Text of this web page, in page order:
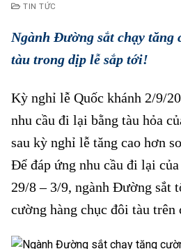
TIN TỨC
Ngành Đường sắt chạy tăng
tàu trong dịp lễ sắp tới!
Kỳ nghỉ lễ Quốc khánh 2/9/
nhu cầu đi lại bằng tàu hỏa
sau kỳ nghỉ lễ tăng cao hơn
Để đáp ứng nhu cầu đi lại
29/8 – 3/9, ngành Đường sắt
cường hàng chục đôi tàu trên